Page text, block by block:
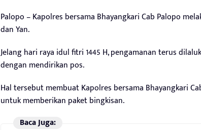
Palopo – Kapolres bersama Bhayangkari Cab Palopo
dan Yan.
Jelang hari raya idul fitri 1445 H, pengamanan terus
dengan mendirikan pos.
Hal tersebut membuat Kapolres bersama Bhayangkari
untuk memberikan paket bingkisan.
Baca Juga: